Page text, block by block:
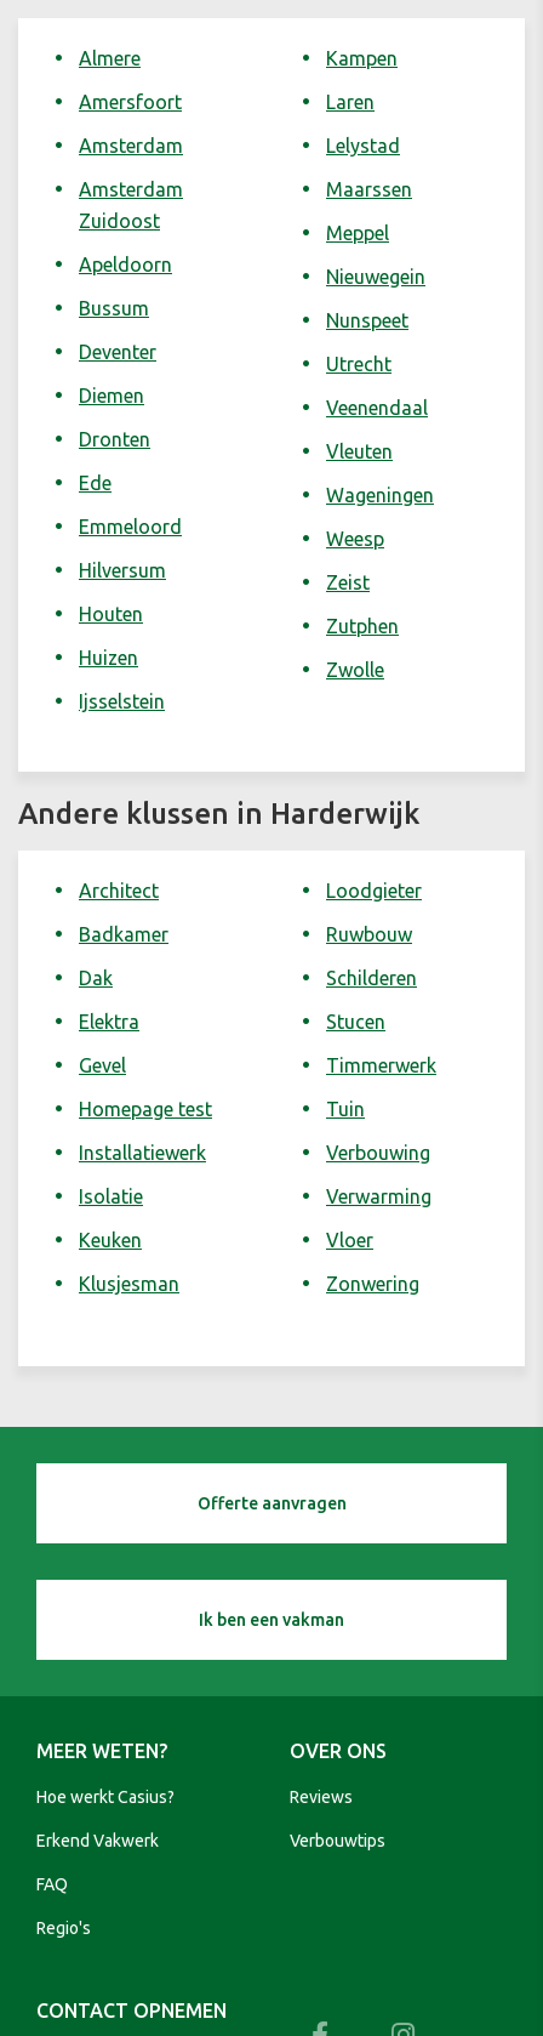
Almere
Amersfoort
Amsterdam
Amsterdam
Zuidoost
Apeldoorn
Bussum
Deventer
Diemen
Dronten
Ede
Emmeloord
Hilversum
Houten
Huizen
Ijsselstein
Kampen
Laren
Lelystad
Maarssen
Meppel
Nieuwegein
Nunspeet
Utrecht
Veenendaal
Vleuten
Wageningen
Weesp
Zeist
Zutphen
Zwolle
Andere klussen in Harderwijk
Architect
Badkamer
Dak
Elektra
Gevel
Homepage test
Installatiewerk
Isolatie
Keuken
Klusjesman
Loodgieter
Ruwbouw
Schilderen
Stucen
Timmerwerk
Tuin
Verbouwing
Verwarming
Vloer
Zonwering
Offerte aanvragen
Ik ben een vakman
MEER WETEN?
Hoe werkt Casius?
Erkend Vakwerk
FAQ
Regio's
OVER ONS
Reviews
Verbouwtips
CONTACT OPNEMEN